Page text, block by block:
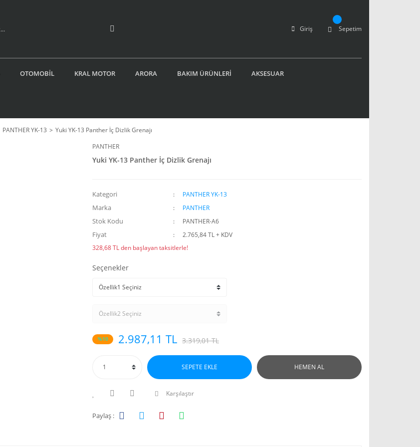
Giriş Sepetim
OTOMOBİL KRAL MOTOR ARORA BAKIM ÜRÜNLERİ AKSESUAR
PANTHER YK-13
Yuki YK-13 Panther İç Dizlik Grenajı
PANTHER
Yuki YK-13 Panther İç Dizlik Grenajı
Kategori PANTHER YK-13
Marka PANTHER
Stok Kodu PANTHER-A6
Fiyat
2.765,84 TL + KDV
328,68 TL den başlayan taksitlerle!
Seçenekler
%10 2.987,11 TL 3.319,01 TL
SEPETE EKLE HEMEN AL
Karşılaştır
Paylaş :